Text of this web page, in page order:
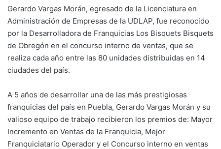
Gerardo Vargas Morán, egresado de la Licenciatura en
Administración de Empresas de la UDLAP, fue reconocido
por la Desarrolladora de Franquicias Los Bisquets Bisquets
de Obregón en el concurso interno de ventas, que se
realiza cada año entre las 80 unidades distribuidas en 14
ciudades del país.
A 5 años de desarrollar una de las más prestigiosas
franquicias del país en Puebla, Gerardo Vargas Morán y su
valioso equipo de trabajo recibieron los premios de: Mayor
Incremento en Ventas de la Franquicia, Mejor
Franquiciatario Operador y el Concurso interno en ventas